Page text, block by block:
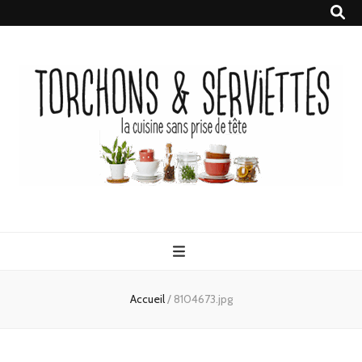
Serviettes
Accueil/ 8104673.jpg